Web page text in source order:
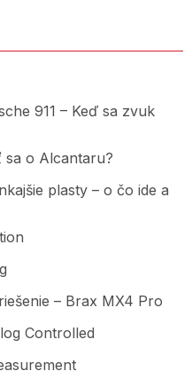
911 – Keď sa zvuk
sa o Alcantaru?
plasty – o čo ide a
– Brax MX4 Pro
Controlled